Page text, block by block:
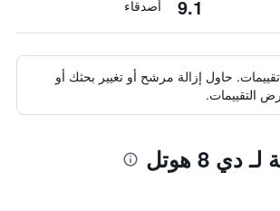
9.1 أصدقاء
حاول إزالة مرشح أو تغيير بحثك أو
التقييمات.
8 هوتل